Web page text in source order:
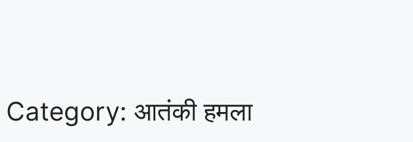
Category: आतंकी हमला